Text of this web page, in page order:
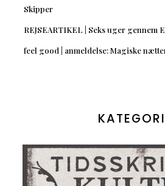
Skipper
REJSEARTIKEL | Seks uger gennem
feel good | anmeldelse: Magiske